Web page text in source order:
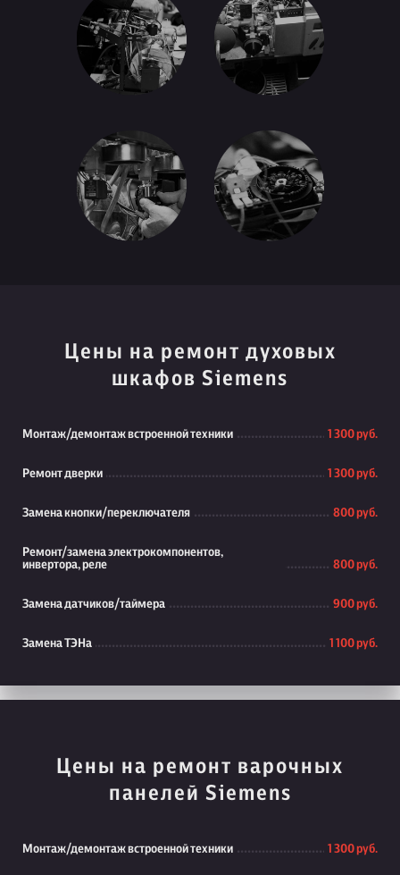
Цены на ремонт духовых
шкафов Siemens
Монтаж/демонтаж встроенной техники 1 300 руб.
Ремонт дверки 1 300 руб.
Замена кнопки/переключателя 800 руб.
Ремонт/замена электрокомпонентов,
инвертора, реле
800 руб.
Замена датчиков/таймера 900 руб.
Замена ТЭНа 1 100 руб.
Цены на ремонт варочных
панелей Siemens
Монтаж/демонтаж встроенной техники 1 300 руб.